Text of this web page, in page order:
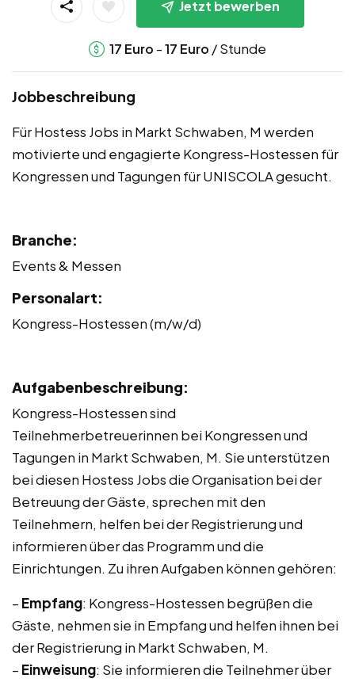
Jetzt bewerben
17 Euro -17 Euro / Stunde
Jobbeschreibung
Für Hostess Jobs in Markt Schwaben, M werden
motivierte und engagierte Kongress-Hostessen für
Kongressen und Tagungen für UNISCOLA gesucht.
Branche:
Events & Messen
Personalart:
Kongress-Hostessen (m/w/d)
Aufgabenbeschreibung:
Kongress-Hostessen sind
Teilnehmerbetreuerinnen bei Kongressen und
Tagungen in Markt Schwaben, M. Sie unterstützen
bei diesen Hostess Jobs die Organisation bei der
Betreuung der Gäste, sprechen mit den
Teilnehmern, helfen bei der Registrierung und
informieren über das Programm und die
Einrichtungen. Zu ihren Aufgaben können gehören:
– Empfang: Kongress-Hostessen begrüßen die
Gäste, nehmen sie in Empfang und helfen ihnen bei
der Registrierung in Markt Schwaben, M.
– Einweisung: Sie informieren die Teilnehmer über